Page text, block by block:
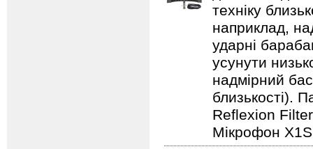
техніку
наприклад,
ударні
усунути
надмірний
близькості).
Reflexion
Мікрофон